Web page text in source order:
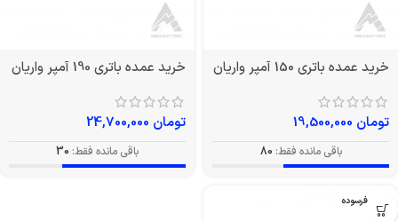
خرید عمده باتری 150 آمپر واریان
تومان
باقی مانده فقط: 80
خرید عمده باتری 190 آمپر واریان
تومان
باقی مانده فقط: 30
بدون فرسوده